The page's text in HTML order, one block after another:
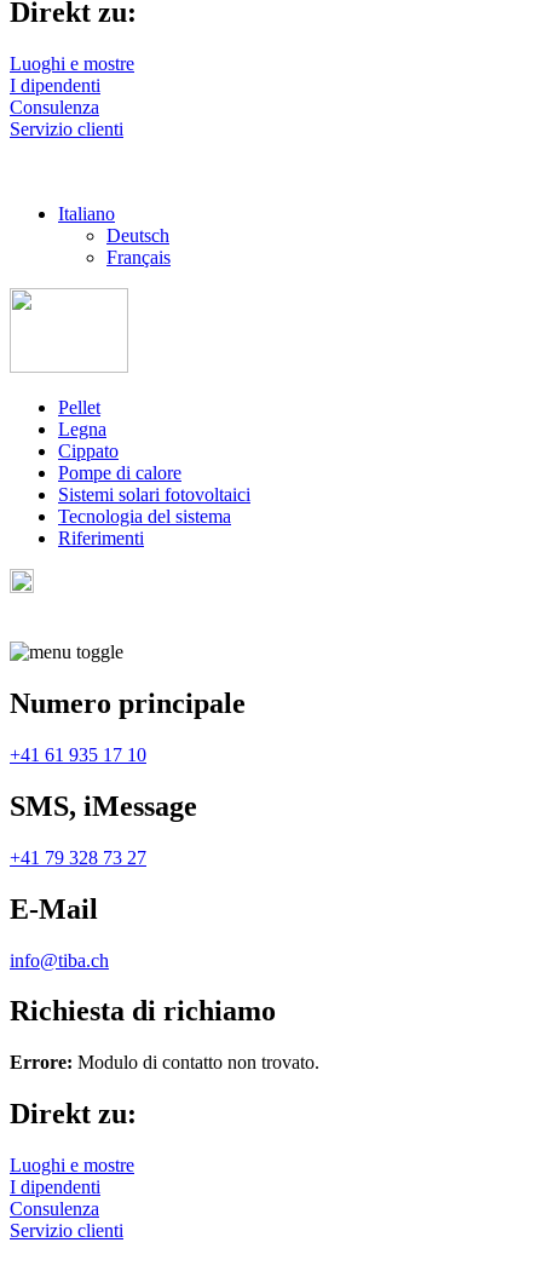
Direkt zu:
Luoghi e mostre
I dipendenti
Consulenza
Servizio clienti
Italiano
Deutsch
Français
Pellet
Legna
Cippato
Pompe di calore
Sistemi solari fotovoltaici
Tecnologia del sistema
Riferimenti
Numero principale
+41 61 935 17 10
SMS, iMessage
+41 79 328 73 27
E-Mail
info@tiba.ch
Richiesta di richiamo
Errore: Modulo di contatto non trovato.
Direkt zu:
Luoghi e mostre
I dipendenti
Consulenza
Servizio clienti